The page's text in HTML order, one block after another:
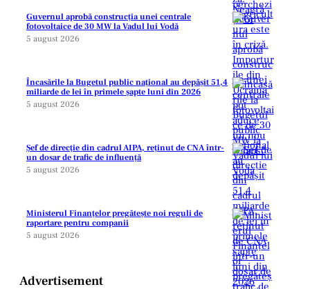
Guvernul aprobă construcția unei centrale
fotovoltaice de 30 MW la Vadul lui Vodă
5 august 2026
Încasările la Bugetul public național au depășit 51,4
miliarde de lei în primele șapte luni din 2026
5 august 2026
Șef de direcție din cadrul AIPA, reținut de CNA într-
un dosar de trafic de influență
5 august 2026
Ministerul Finanțelor pregătește noi reguli de
raportare pentru companii
5 august 2026
Advertisement